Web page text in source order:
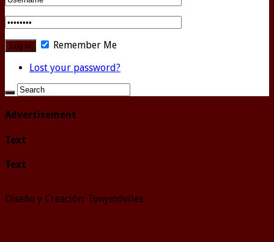
Remember Me
Lost your password?
Advertisement
Text
Text
Diseño y Creación: Tonymóviles